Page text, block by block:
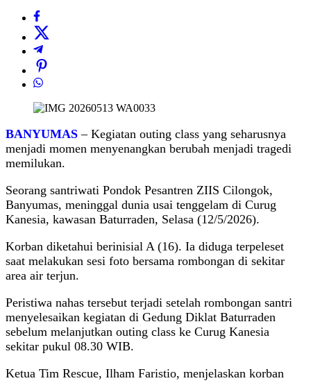
BANYUMAS – Kegiatan outing class yang seharusnya
menjadi momen menyenangkan berubah menjadi tragedi
memilukan.
Seorang santriwati Pondok Pesantren ZIIS Cilongok,
Banyumas, meninggal dunia usai tenggelam di Curug
Kanesia, kawasan Baturraden, Selasa (12/5/2026).
Korban diketahui berinisial A (16). Ia diduga terpeleset
saat melakukan sesi foto bersama rombongan di sekitar
area air terjun.
Peristiwa nahas tersebut terjadi setelah rombongan santri
menyelesaikan kegiatan di Gedung Diklat Baturraden
sebelum melanjutkan outing class ke Curug Kanesia
sekitar pukul 08.30 WIB.
Ketua Tim Rescue, Ilham Faristio, menjelaskan korban